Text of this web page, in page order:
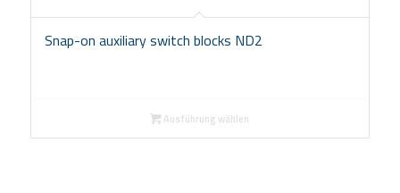
Snap-on auxiliary switch blocks ND2
Ausführung wählen